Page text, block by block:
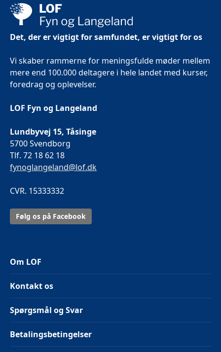
Det, der er vigtigt for samfundet, er vigtigt for os
Vi skaber rammerne for meningsfulde møder mellem
mere end 100.000 deltagere i hele landet med kurser,
foredrag og oplevelser.
LOF Fyn og Langeland
Lundbyvej 15, Tåsinge
5700 Svendborg
Tlf. 72 18 62 18
fynoglangeland@lof.dk
CVR. 15333332
Følg os på Facebook
Om LOF
Kontakt os
Spørgsmål og Svar
Betalingsbetingelser